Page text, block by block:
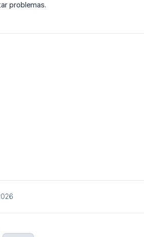
problemas.